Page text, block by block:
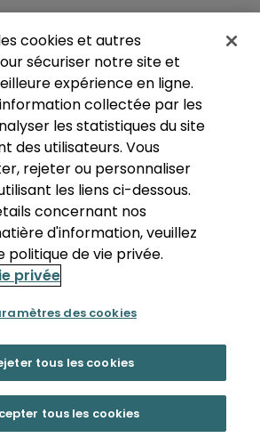
cookies et autres
sécuriser notre site et
expérience en ligne.
collectée par les
les statistiques du site
des utilisateurs. Vous
rejeter ou personnaliser
les liens ci-dessous.
concernant nos
d'information, veuillez
de vie privée.
privée
des cookies
tous les cookies
tous les cookies